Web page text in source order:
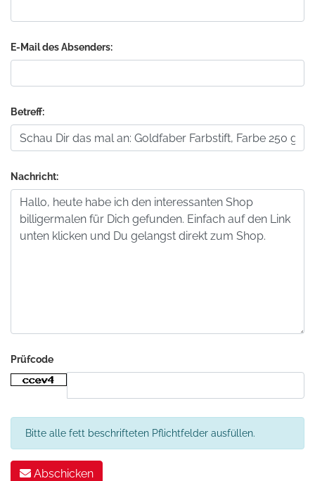
E-Mail des Absenders:
Betreff:
Nachricht:
Prüfcode
Bitte alle fett beschrifteten Pflichtfelder ausfüllen.
Abschicken